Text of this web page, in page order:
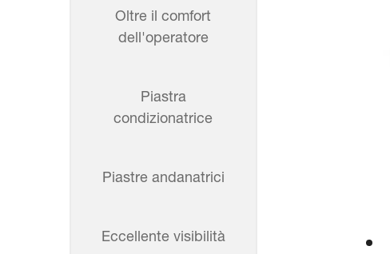
Oltre il comfort
dell'operatore
Piastra
condizionatrice
Piastre andanatrici
Eccellente visibilità